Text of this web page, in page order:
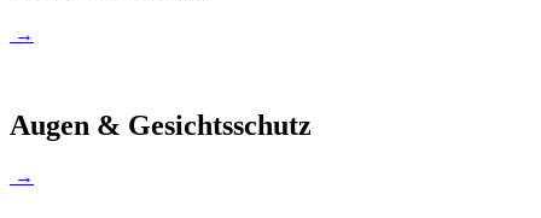
→
Augen & Gesichtsschutz
→